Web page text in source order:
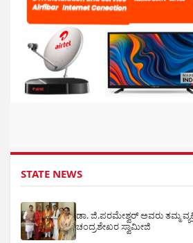
STATE NEWS
ಡಾ. ಜಿ.ಪರಮೇಶ್ವರ್ ಅವರು ತಮ್ಮ
ಚಂದ್ರಶೇಖರ ಸ್ವಾಮೀಜಿ